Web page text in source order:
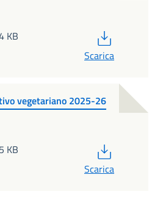
KB
Scarica
vegetariano 2025-26
KB
Scarica